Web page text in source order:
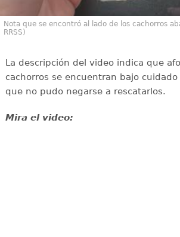
Nota que se encontró al lado de los cachorros
RRSS)
La descripción del video indica que
cachorros se encuentran bajo
que no pudo negarse a rescatarlos.
Mira el video: